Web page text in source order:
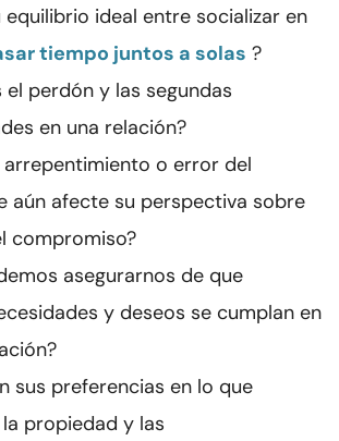
equilibrio ideal entre socializar en
tiempo juntos a solas ?
el perdón y las segundas
en una relación?
arrepentimiento o error del
aún afecte su perspectiva sobre
compromiso?
asegurarnos de que
y deseos se cumplan en
sus preferencias en lo que
propiedad y las